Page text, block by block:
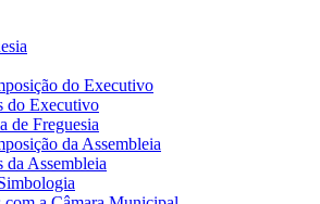
do Executivo
do Executivo
de Freguesia
da Assembleia
da Assembleia